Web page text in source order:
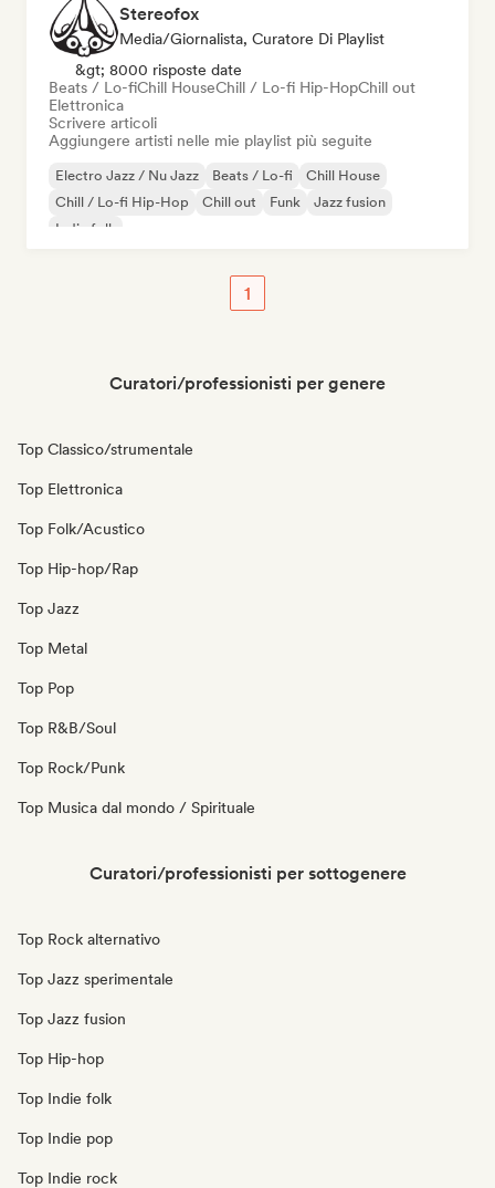
Stereofox
Media/Giornalista, Curatore Di Playlist
&gt; 8000 risposte date
Beats / Lo-fiChill HouseChill / Lo-fi Hip-HopChill out
Elettronica
Scrivere articoli
Aggiungere artisti nelle mie playlist più seguite
Electro Jazz / Nu Jazz Beats / Lo-fi
Chill House
Chill / Lo-fi Hip-Hop
Chill out Funk
Jazz fusion
Indie folk
1
Curatori/professionisti per genere
Top Classico/strumentale
Top Elettronica
Top Folk/Acustico
Top Hip-hop/Rap
Top Jazz
Top Metal
Top Pop
Top R&B/Soul
Top Rock/Punk
Top Musica dal mondo / Spirituale
Curatori/professionisti per sottogenere
Top Rock alternativo
Top Jazz sperimentale
Top Jazz fusion
Top Hip-hop
Top Indie folk
Top Indie pop
Top Indie rock